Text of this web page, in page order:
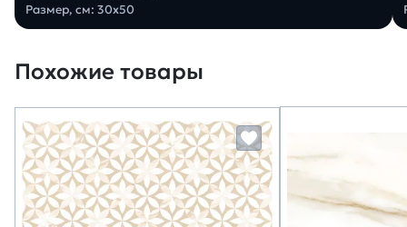
Размер, см: 30х50
Похожие товары